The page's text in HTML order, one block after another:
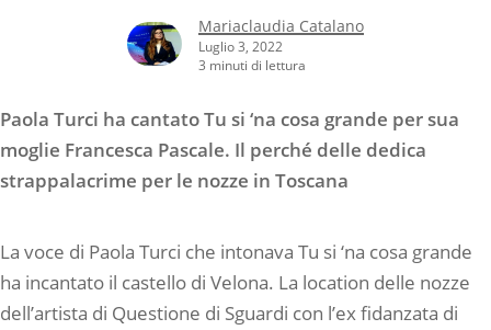
Mariaclaudia Catalano
Luglio 3, 2022
3 minuti di lettura
Paola Turci ha cantato Tu si ‘na cosa grande per sua
moglie Francesca Pascale. Il perché delle dedica
strappalacrime per le nozze in Toscana
La voce di Paola Turci che intonava Tu si ‘na cosa grande
ha incantato il castello di Velona. La location delle nozze
dell’artista di Questione di Sguardi con l’ex fidanzata di